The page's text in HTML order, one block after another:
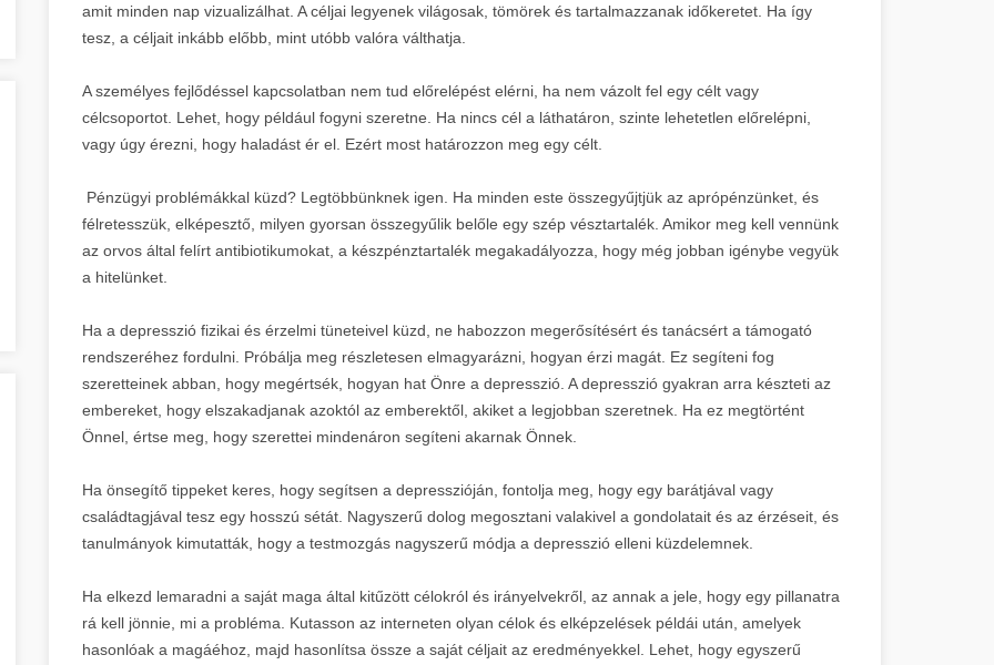
amit minden nap vizualizálhat. A céljai legyenek világosak, tömörek és tartalmazzanak időkeretet. Ha így
tesz, a céljait inkább előbb, mint utóbb valóra válthatja.
A személyes fejlődéssel kapcsolatban nem tud előrelépést elérni, ha nem vázolt fel egy célt vagy
célcsoportot. Lehet, hogy például fogyni szeretne. Ha nincs cél a láthatáron, szinte lehetetlen előrelépni,
vagy úgy érezni, hogy haladást ér el. Ezért most határozzon meg egy célt.
Pénzügyi problémákkal küzd? Legtöbbünknek igen. Ha minden este összegyűjtjük az aprópénzünket, és
félretesszük, elképesztő, milyen gyorsan összegyűlik belőle egy szép vésztartalék. Amikor meg kell vennünk
az orvos által felírt antibiotikumokat, a készpénztartalék megakadályozza, hogy még jobban igénybe vegyük
a hitelünket.
Ha a depresszió fizikai és érzelmi tüneteivel küzd, ne habozzon megerősítésért és tanácsért a támogató
rendszeréhez fordulni. Próbálja meg részletesen elmagyarázni, hogyan érzi magát. Ez segíteni fog
szeretteinek abban, hogy megértsék, hogyan hat Önre a depresszió. A depresszió gyakran arra készteti az
embereket, hogy elszakadjanak azoktól az emberektől, akiket a legjobban szeretnek. Ha ez megtörtént
Önnel, értse meg, hogy szerettei mindenáron segíteni akarnak Önnek.
Ha önsegítő tippeket keres, hogy segítsen a depresszióján, fontolja meg, hogy egy barátjával vagy
családtagjával tesz egy hosszú sétát. Nagyszerű dolog megosztani valakivel a gondolatait és az érzéseit, és
tanulmányok kimutatták, hogy a testmozgás nagyszerű módja a depresszió elleni küzdelemnek.
Ha elkezd lemaradni a saját maga által kitűzött célokról és irányelvekről, az annak a jele, hogy egy pillanatra
rá kell jönnie, mi a probléma. Kutasson az interneten olyan célok és elképzelések példái után, amelyek
hasonlóak a magáéhoz, majd hasonlítsa össze a saját céljait az eredményekkel. Lehet, hogy egyszerű